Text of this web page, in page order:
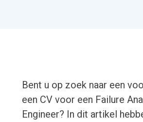
Bent u op zoek naar een
een CV voor een Failure
Engineer? In dit artikel